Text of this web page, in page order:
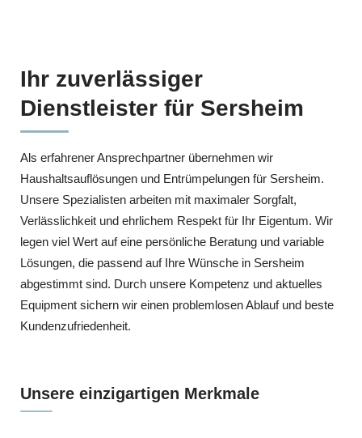
Ihr zuverlässiger
Dienstleister für Sersheim
Als erfahrener Ansprechpartner übernehmen wir
Haushaltsauflösungen und Entrümpelungen für Sersheim.
Unsere Spezialisten arbeiten mit maximaler Sorgfalt,
Verlässlichkeit und ehrlichem Respekt für Ihr Eigentum. Wir
legen viel Wert auf eine persönliche Beratung und variable
Lösungen, die passend auf Ihre Wünsche in Sersheim
abgestimmt sind. Durch unsere Kompetenz und aktuelles
Equipment sichern wir einen problemlosen Ablauf und beste
Kundenzufriedenheit.
Unsere einzigartigen Merkmale